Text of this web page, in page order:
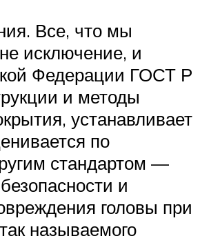
Все, что мы
исключение, и
Федерации ГОСТ Р
и методы
устанавливает
по
стандартом —
и
головы при
называемого